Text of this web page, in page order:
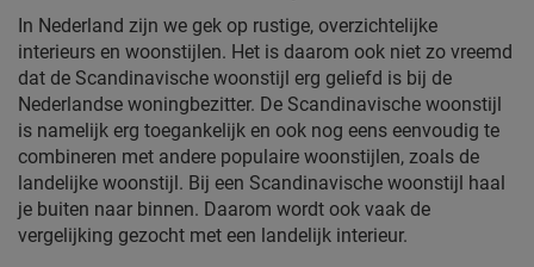
In Nederland zijn we gek op rustige, overzichtelijke
interieurs en woonstijlen. Het is daarom ook niet zo vreemd
dat de Scandinavische woonstijl erg geliefd is bij de
Nederlandse woningbezitter. De Scandinavische woonstijl
is namelijk erg toegankelijk en ook nog eens eenvoudig te
combineren met andere populaire woonstijlen, zoals de
landelijke woonstijl. Bij een Scandinavische woonstijl haal
je buiten naar binnen. Daarom wordt ook vaak de
vergelijking gezocht met een landelijk interieur.